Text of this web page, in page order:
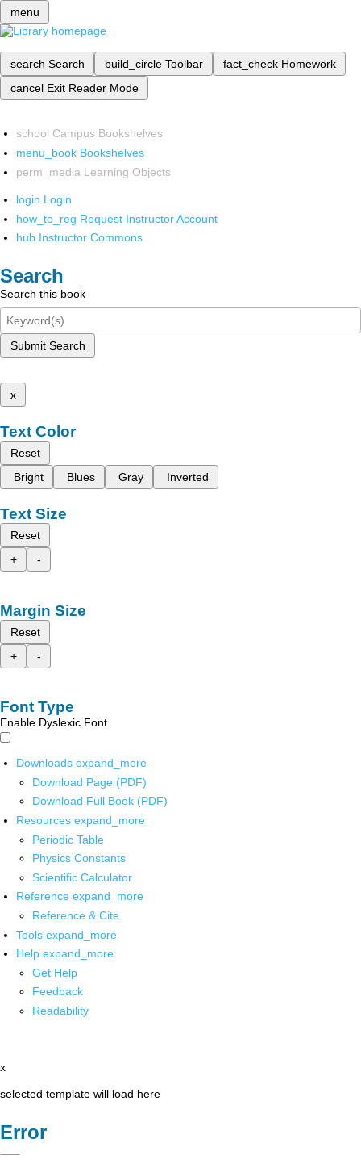
menu
search Search build_circle Toolbar fact_check Homework
cancel Exit Reader Mode
school Campus Bookshelves
menu_book Bookshelves
perm_media Learning Objects
login Login
how_to_reg Request Instructor Account
hub Instructor Commons
Search
Search this book
Submit Search
x
Text Color
Reset
Bright
Blues Gray Inverted
Text Size
Reset
+
-
Margin Size
Reset
+
-
Font Type
Enable Dyslexic Font
Downloads expand_more
Download Page (PDF)
Download Full Book (PDF)
Resources expand_more
Periodic Table
Physics Constants
Scientific Calculator
Reference expand_more
Reference & Cite
Tools expand_more
Help expand_more
Get Help
Feedback
Readability
x
selected template will load here
Error